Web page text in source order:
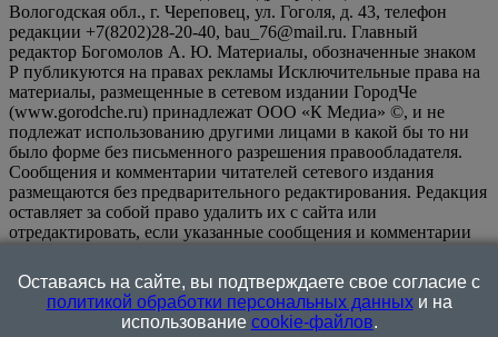
Вологодская обл., г. Череповец, ул. Гоголя, д. 43, телефон
редакции +7(8202)28-20-40, bau_76@mail.ru. Главный
редактор Богомолов А. Ю. Материалы, обозначенные знаком
Р публикуются на правах рекламы Исключительные права на
материалы, размещенные в сетевом издании ГородЧе
(www.gorodche.ru) принадлежат ООО «К Медиа» ©, и не
подлежат использованию другими лицами в какой бы то ни
было форме без письменного разрешения правообладателя.
Сообщения и комментарии читателей сетевого издания
размещаются без предварительного редактирования. Редакция
оставляет за собой право удалить их с сайта или
отредактировать, если указанные сообщения и комментарии
или нарушением иных требований закона.
информационном ресурсе применяются рекомендательные
технологии (информационные технологии предоставления
информации на основе сбора, систематизации и анализа
Оставаясь на сайте, вы подтверждаете свое согласие с
политикой обработки персональных данныхи на
использование cookie-файлов.